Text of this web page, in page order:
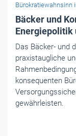
Bürokratiewahnsinn
Bäcker und
Energiepolitik
Das Bäcker- und
praxistaugliche
konsequenten
gewährleisten.